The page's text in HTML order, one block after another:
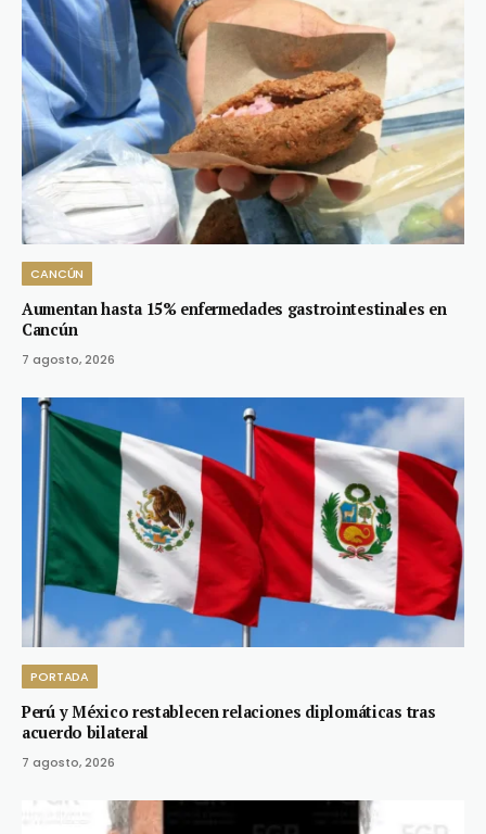
CANCÚN
Aumentan hasta 15% enfermedades gastrointestinales en
Cancún
7 agosto, 2026
PORTADA
Perú y México restablecen relaciones diplomáticas tras
acuerdo bilateral
7 agosto, 2026